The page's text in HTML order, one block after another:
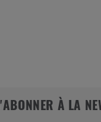
À LA